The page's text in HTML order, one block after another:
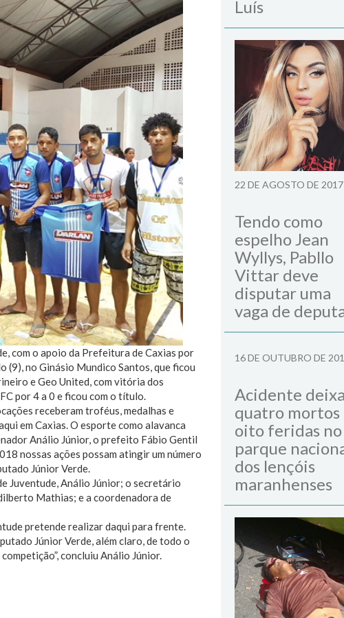
com o apoio da Prefeitura de Caxias por
(9), no Ginásio Mundico Santos, que ficou
e Geo United, com vitória dos
por 4 a 0 e ficou com o título.
receberam troféus, medalhas e
em Caxias. O esporte como alavanca
Análio Júnior, o prefeito Fábio Gentil
nossas ações possam atingir um número
Júnior Verde.
Juventude, Análio Júnior; o secretário
Mathias; e a coordenadora de
pretende realizar daqui para frente.
Júnior Verde, além claro, de todo o
concluiu Análio Júnior.
Luís
22 DE AGOSTO DE 2017
Tendo como
espelho Jean
Wyllys, Pabllo
Vittar deve
disputar uma
vaga de
16 DE OUTUBRO DE
Acidente
quatro mortos
oito feridas no
parque
dos lençóis
maranhenses